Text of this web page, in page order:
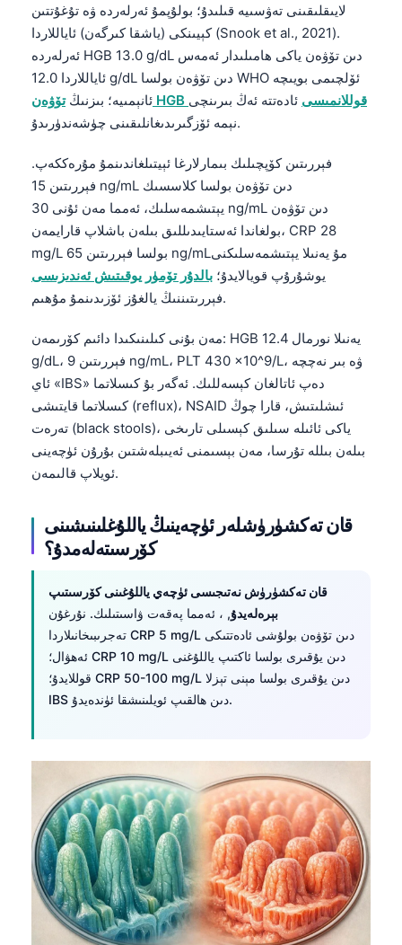
لايىقلىقىنى تەۋسىيە قىلىدۇ؛ بولۇپمۇ ئەرلەردە ۋە تۇغۇتتىن
كېيىنكى (ياشقا كىرگەن) ئاياللاردا (Snook et al., 2021).
ئەرلەردە HGB 13.0 g/dL دىن تۆۋەن ياكى ھامىلىدار ئەمەس
ئاياللاردا 12.0 g/dL دىن تۆۋەن بولسا WHO ئۆلچىمى بويىچە
ئانېمىيە؛ بىزنىڭ
تۆۋەن HGB قوللانمىسى ئادەتتە ئەڭ بىرىنچى
نېمە ئۆزگىرىدىغانلىقىنى چۈشەندۈرىدۇ.
فېررىتىن كۆپچىلىك بىمارلارغا ئېيتىلغاندىنمۇ مۇرەككەپ.
فېررىتىن 15 ng/mL دىن تۆۋەن بولسا كلاسسىك
يېتىشمەسلىك، ئەمما مەن ئۇنى 30 ng/mL دىن تۆۋەن
بولغاندا ئەستايىدىللىق بىلەن باشلاپ قارايمەن، CRP 28
mg/L بولسا فېررىتىن 65 ng/mLمۇ يەنىلا يېتىشمەسلىكنى
يوشۇرۇپ قويالايدۇ؛ بالدۇر تۆمۈر يوقىتىش ئەندىزىسى
فېررىتىننىڭ يالغۇز ئۆزىدىنمۇ مۇھىم.
مەن بۇنى كىلىنىكىدا دائىم كۆرىمەن: HGB يەنىلا نورمال 12.4
g/dL، فېررىتىن 9 ng/mL، PLT 430 x10^9/L، ۋە بىر نەچچە
ئاي «IBS» دەپ ئاتالغان كېسەللىك. ئەگەر بۇ كىسلاتما
كىسلاتما قايتىشى (reflux)، NSAID ئىشلىتىش، قارا چوڭ
تەرەت (black stools)، ياكى ئائىلە سىلىق كېسىلى تارىخى
بىلەن بىللە تۇرسا، مەن بېسىمنى ئەيىبلەشتىن بۇرۇن ئۈچەينى
ئويلاپ قالىمەن.
قان تەكشۈرۈشلەر ئۈچەينىڭ ياللۇغلىنىشىنى
كۆرسىتەلەمدۇ؟
قان تەكشۈرۈش نەتىجىسى ئۈچەي ياللۇغىنى كۆرسىتىپ
بېرەلەيدۇ, ، ئەمما پەقەت ۋاسىتىلىك. نۇرغۇن
تەجرىبىخانىلاردا CRP 5 mg/L دىن تۆۋەن بولۇشى ئادەتتىكى
ئەھۋال؛ CRP 10 mg/L دىن يۇقىرى بولسا ئاكتىپ ياللۇغنى
قوللايدۇ؛ CRP 50-100 mg/L دىن يۇقىرى بولسا مېنى تېزلا
IBS دىن ھالقىپ ئويلىنىشقا ئۈندەيدۇ.